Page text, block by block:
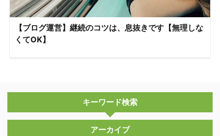
【ブログ運営】継続のコツは、息抜きです【無理しな
くてOK】
キーワード検索
アーカイブ